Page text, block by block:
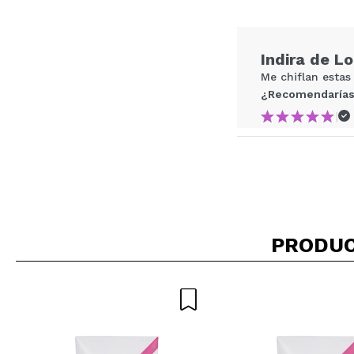
Indira de
Me chiflan
|